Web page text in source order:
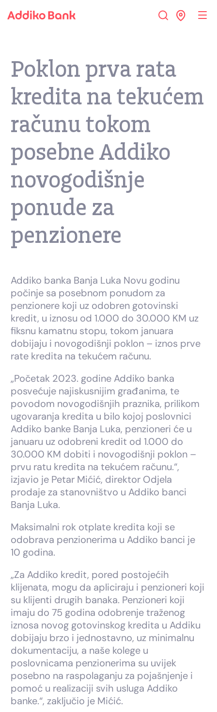
Poklon prva rata
kredita na tekućem
računu tokom
posebne Addiko
novogodišnje
ponude za
penzionere
Addiko banka Banja Luka Novu godinu
počinje sa posebnom ponudom za
penzionere koji uz odobren gotovinski
kredit, u iznosu od 1.000 do 30.000 KM uz
fiksnu kamatnu stopu, tokom januara
dobijaju i novogodišnji poklon – iznos prve
rate kredita na tekućem računu.
„Početak 2023. godine Addiko banka
posvećuje najiskusnijim građanima, te
povodom novogodišnjih praznika, prilikom
ugovaranja kredita u bilo kojoj poslovnici
Addiko banke Banja Luka, penzioneri će u
januaru uz odobreni kredit od 1.000 do
30.000 KM dobiti i novogodišnji poklon –
prvu ratu kredita na tekućem računu.“,
izjavio je Petar Mićić, direktor Odjela
prodaje za stanovništvo u Addiko banci
Banja Luka.
Maksimalni rok otplate kredita koji se
odobrava penzionerima u Addiko banci je
10 godina.
„Za Addiko kredit, pored postojećih
klijenata, mogu da apliciraju i penzioneri koji
su klijenti drugih banaka. Penzioneri koji
imaju do 75 godina odobrenje traženog
iznosa novog gotovinskog kredita u Addiku
dobijaju brzo i jednostavno, uz minimalnu
dokumentaciju, a naše kolege u
poslovnicama penzionerima su uvijek
posebno na raspolaganju za pojašnjenje i
pomoć u realizaciji svih usluga Addiko
banke.“, zaključio je Mićić.